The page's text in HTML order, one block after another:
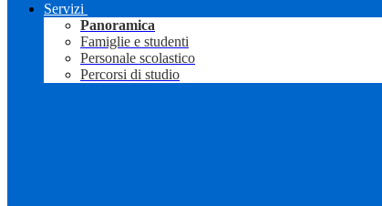
Servizi
Panoramica
Famiglie e studenti
Personale scolastico
Percorsi di studio